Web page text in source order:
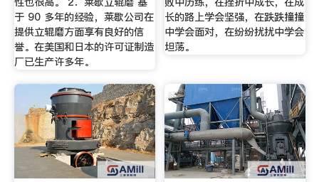
于 90 多年的经验，莱歇公司在
提供立辊磨方面享有良好的信
誉。在美国和日本的许可证制造
厂已生产许多年。
长的路上学会坚强，在跌跌撞撞
中学会面对，在纷纷扰扰中学会
坦荡。